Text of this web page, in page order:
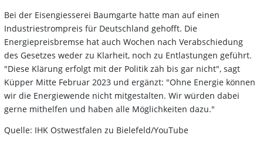
Bei der Eisengiesserei Baumgarte hatte man auf einen
Industriestrompreis für Deutschland gehofft. Die
Energiepreisbremse hat auch Wochen nach Verabschiedung
des Gesetzes weder zu Klarheit, noch zu Entlastungen geführt.
"Diese Klärung erfolgt mit der Politik zäh bis gar nicht", sagt
Küpper Mitte Februar 2023 und ergänzt: "Ohne Energie können
wir die Energiewende nicht mitgestalten. Wir würden dabei
gerne mithelfen und haben alle Möglichkeiten dazu."
Quelle: IHK Ostwestfalen zu Bielefeld/YouTube